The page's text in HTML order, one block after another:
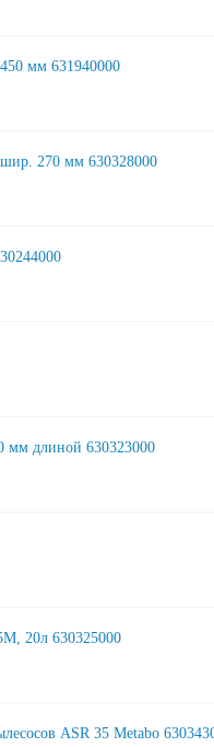
мм 631940000
270 мм 630328000
мм длиной 630323000
20л 630325000
ASR 35 Metabo